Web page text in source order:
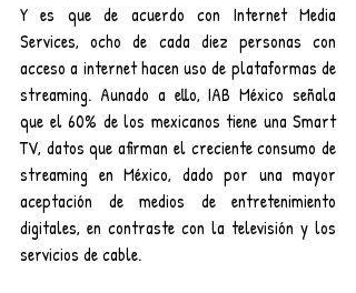
Y es que de acuerdo con Internet Media
Services, ocho de cada diez personas con
acceso a internet hacen uso de plataformas de
streaming. Aunado a ello, IAB México señala
que el 60% de los mexicanos tiene una Smart
TV, datos que afirman el creciente consumo de
streaming en México, dado por una mayor
aceptación de medios de entretenimiento
digitales, en contraste con la televisión y los
servicios de cable.